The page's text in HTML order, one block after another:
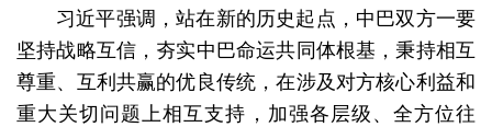
习近平强调，站在新的历史起点，中巴双方一要
坚持战略互信，夯实中巴命运共同体根基，秉持相互
尊重、互利共赢的优良传统，在涉及对方核心利益和
重大关切问题上相互支持，加强各层级、全方位往